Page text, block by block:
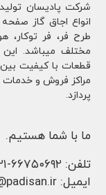
شركت پادیسان
انواع اجاق گاز
طرح فر، فر
مختلف ميباشد.
قطعات با کیفیت بین
مراکز فروش و
پردازد.
ما با شما هستیم.
تلفن: ۶۶۷۵۰۶۹۲-۰۲۱
ایمیل: